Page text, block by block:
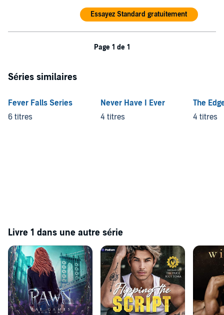
Essayez Standard gratuitement
Page 1 de 1
Séries similaires
Fever Falls Series
6 titres
Never Have I Ever
4 titres
The
4 titres
Livre 1 dans une autre série